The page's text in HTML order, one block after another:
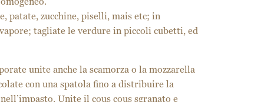
patate, zucchine, piselli, mais etc; in
tagliate le verdure in piccoli cubetti, ed
unite anche la scamorza o la mozzarella
con una spatola fino a distribuire la
Unite il cous cous sgranato e